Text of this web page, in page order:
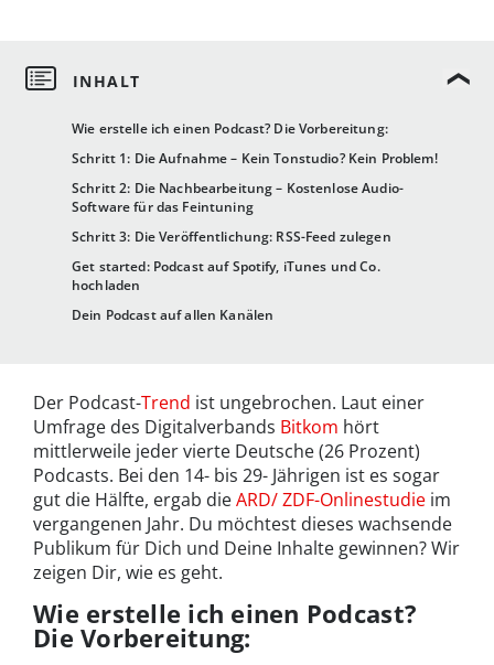
Wie erstelle ich einen Podcast? Die Vorbereitung:
Schritt 1: Die Aufnahme – Kein Tonstudio? Kein Problem!
Schritt 2: Die Nachbearbeitung – Kostenlose Audio-
Software für das Feintuning
Schritt 3: Die Veröffentlichung: RSS-Feed zulegen
Get started: Podcast auf Spotify, iTunes und Co.
hochladen
Dein Podcast auf allen Kanälen
Der Podcast-Trend ist ungebrochen. Laut einer
Umfrage des Digitalverbands Bitkom hört
mittlerweile jeder vierte Deutsche (26 Prozent)
Podcasts. Bei den 14- bis 29- Jährigen ist es sogar
gut die Hälfte, ergab dieARD/ ZDF-Onlinestudie im
vergangenen Jahr. Du möchtest dieses wachsende
Publikum für Dich und Deine Inhalte gewinnen? Wir
zeigen Dir, wie es geht.
Wie erstelle ich einen Podcast?
Die Vorbereitung: